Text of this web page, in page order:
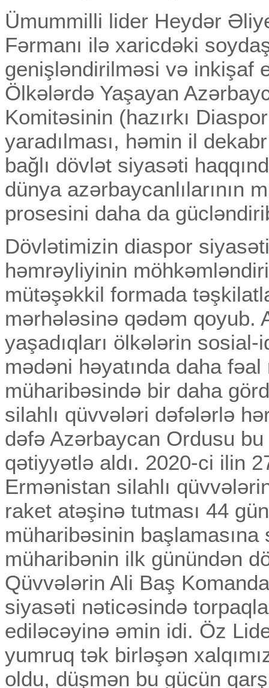
Ümummilli lider Heydər
Fərmanı ilə xaricdəki
genişləndirilməsi və inkişaf
Ölkələrdə Yaşayan
Komitəsinin (hazırkı
yaradılması, həmin il
bağlı dövlət siyasəti
dünya azərbaycanlılarının
prosesini daha da
Dövlətimizin diaspor
həmrəyliyinin
mütəşəkkil formada
mərhələsinə qədəm qoyub.
yaşadıqları ölkələrin
mədəni həyatında daha
müharibəsində bir daha
silahlı qüvvələri dəfələrlə
dəfə Azərbaycan Ordusu bu
qətiyyətlə aldı. 2020-ci ilin
Ermənistan silahlı
raket atəşinə tutması 44
müharibəsinin başlamasına
müharibənin ilk günündən
Qüvvələrin Ali Baş
siyasəti nəticəsində
ediləcəyinə əmin idi. Öz
yumruq tək birləşən
oldu, düşmən bu gücün